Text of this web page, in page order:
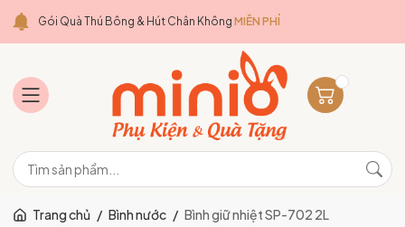
Gói Quà Thú Bông & Hút Chân Không MIỄN PHÍ
Trang chủ / Bình nước / Bình giữ nhiệt SP-702 2L